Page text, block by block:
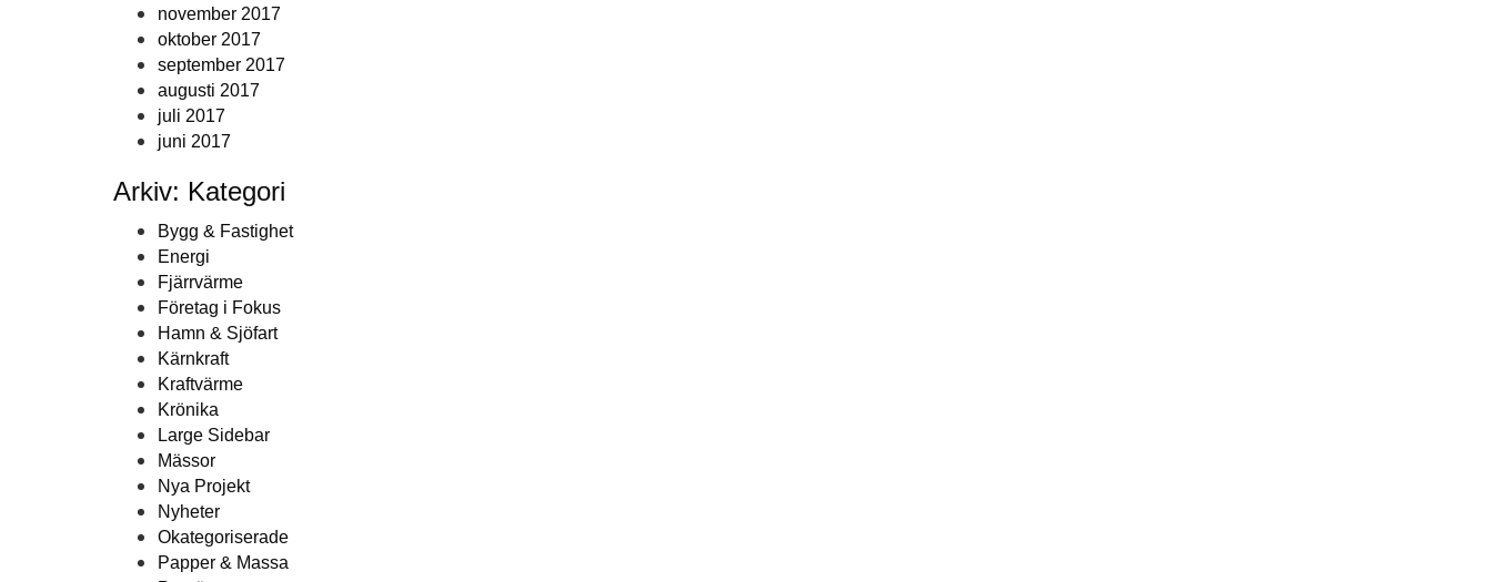
november 2017
oktober 2017
september 2017
augusti 2017
juli 2017
juni 2017
Arkiv: Kategori
Bygg & Fastighet
Energi
Fjärrvärme
Företag i Fokus
Hamn & Sjöfart
Kärnkraft
Kraftvärme
Krönika
Large Sidebar
Mässor
Nya Projekt
Nyheter
Okategoriserade
Papper & Massa